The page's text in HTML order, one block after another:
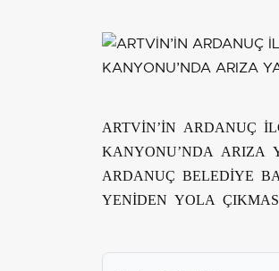
ARTVİN’İN ARDANUÇ
KANYONU’NDA ARIZA
ARDANUÇ BELEDİYE
YENİDEN YOLA